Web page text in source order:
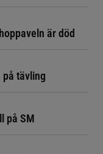
är död
på tävling
på SM